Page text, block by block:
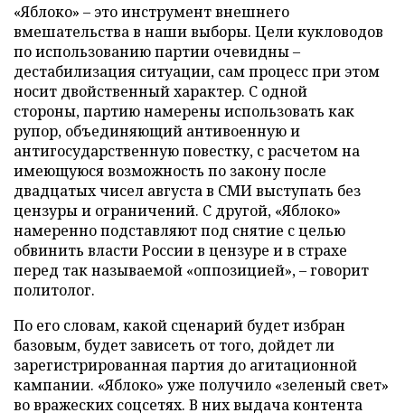
«Яблоко» – это инструмент внешнего
вмешательства в наши выборы. Цели кукловодов
по использованию партии очевидны –
дестабилизация ситуации, сам процесс при этом
носит двойственный характер. С одной
стороны, партию намерены использовать как
рупор, объединяющий антивоенную и
антигосударственную повестку, с расчетом на
имеющуюся возможность по закону после
двадцатых чисел августа в СМИ выступать без
цензуры и ограничений. С другой, «Яблоко»
намеренно подставляют под снятие с целью
обвинить власти России в цензуре и в страхе
перед так называемой «оппозицией», – говорит
политолог.
По его словам, какой сценарий будет избран
базовым, будет зависеть от того, дойдет ли
зарегистрированная партия до агитационной
кампании. «Яблоко» уже получило «зеленый свет»
во вражеских соцсетях. В них выдача контента